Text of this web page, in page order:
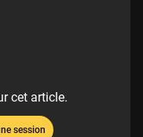
cet article.
session